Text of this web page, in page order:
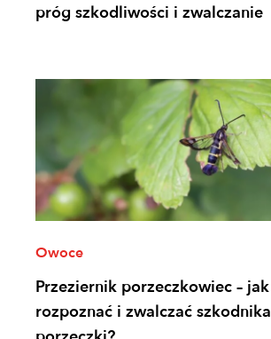
próg szkodliwości i zwalczanie
Owoce
Przeziernik porzeczkowiec – jak
rozpoznać i zwalczać szkodnika